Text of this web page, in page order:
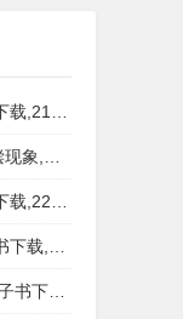
盘资源
盘资源
盘资源
盘资源
盘资源